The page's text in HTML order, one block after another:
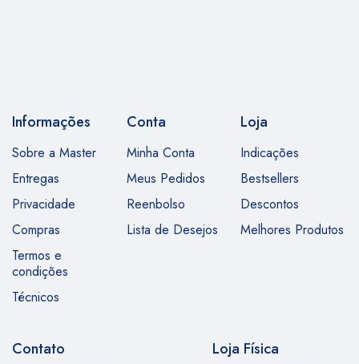
Informações
Sobre a Master
Entregas
Privacidade
Compras
Termos e
condições
Técnicos
Conta
Minha Conta
Meus Pedidos
Reenbolso
Lista de Desejos
Loja
Indicações
Bestsellers
Descontos
Melhores Produtos
Contato Loja Física